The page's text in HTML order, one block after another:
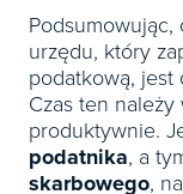
urzędu, który
podatkową, jest
Czas ten
produktywnie.
podatnika, a
skarbowego,